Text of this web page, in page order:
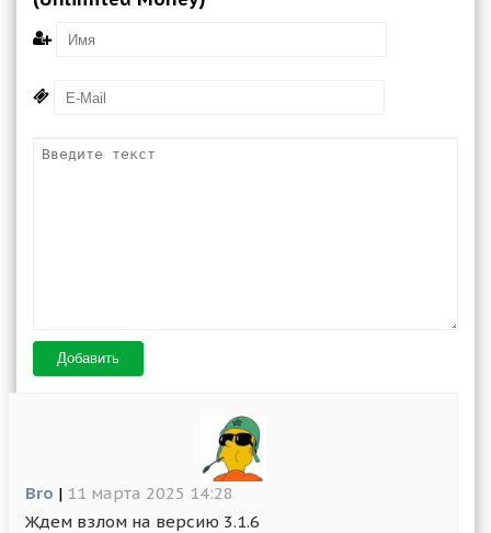
Добавить
Bro | 11 марта 2025 14:28
Ждем взлом на версию 3.1.6